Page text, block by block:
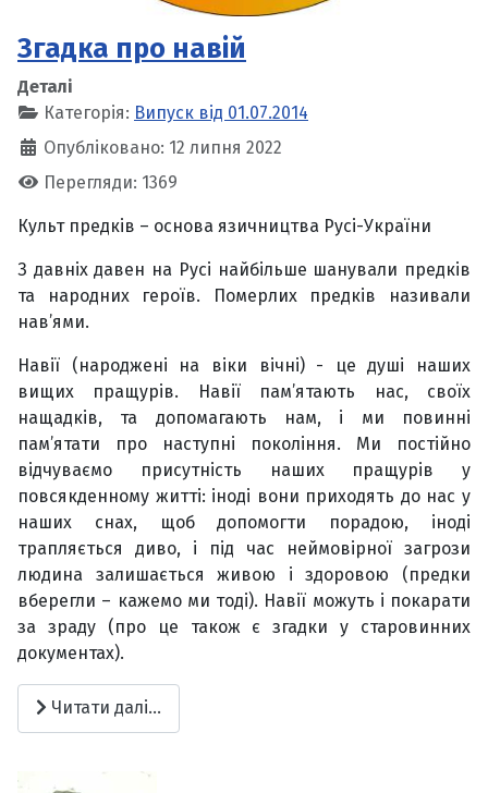
Згадка про навій
Деталі
Категорія: Випуск від 01.07.2014
Опубліковано: 12 липня 2022
Перегляди: 1369
Культ предків – основа язичництва Русі-України
З давніх давен на Русі найбільше шанували предків
та народних героїв. Померлих предків називали
нав’ями.
Навії (народжені на віки вічні) - це душі наших
вищих пращурів. Навії пам’ятають нас, своїх
нащадків, та допомагають нам, і ми повинні
пам’ятати про наступні покоління. Ми постійно
відчуваємо присутність наших пращурів у
повсякденному житті: іноді вони приходять до нас у
наших снах, щоб допомогти порадою, іноді
трапляється диво, і під час неймовірної загрози
людина залишається живою і здоровою (предки
вберегли – кажемо ми тоді). Навії можуть і покарати
за зраду (про це також є згадки у старовинних
документах).
Читати далі...